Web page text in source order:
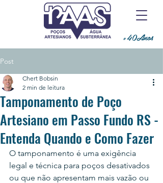
+40Anos
Post
Tamponamento de Poço
Artesiano em Passo Fundo RS -
Entenda Quando e Como Fazer
Chert Bobsin
2 min de leitura
O tamponamento é uma exigência
legal e técnica para poços desativados
ou que não apresentam mais vazão ou